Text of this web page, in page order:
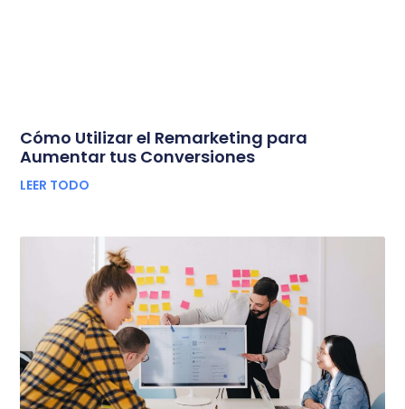
Cómo Utilizar el Remarketing para
Aumentar tus Conversiones
LEER TODO